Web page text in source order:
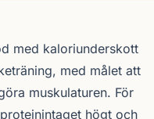
med kaloriunderskott
med målet att
muskulaturen. För
högt och